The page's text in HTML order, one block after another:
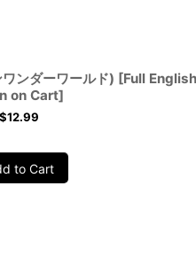
ンダーワールド) [Full English
on Cart]
12.99
to Cart